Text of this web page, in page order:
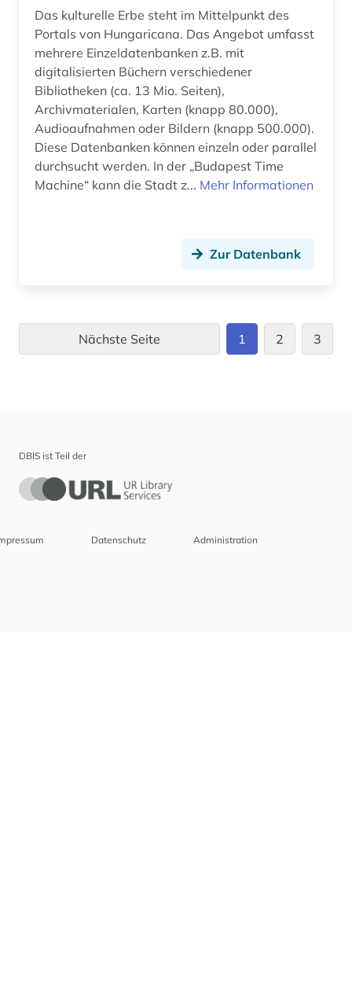
Das kulturelle Erbe steht im Mittelpunkt des
Portals von Hungaricana. Das Angebot umfasst
mehrere Einzeldatenbanken z.B. mit
digitalisierten Büchern verschiedener
Bibliotheken (ca. 13 Mio. Seiten),
Archivmaterialen, Karten (knapp 80.000),
Audioaufnahmen oder Bildern (knapp 500.000).
Diese Datenbanken können einzeln oder parallel
durchsucht werden. In der „Budapest Time
Machine“ kann die Stadt z... Mehr Informationen
Zur Datenbank
Nächste Seite 1 2 3
DBIS ist Teil der
Datenschutz Administration